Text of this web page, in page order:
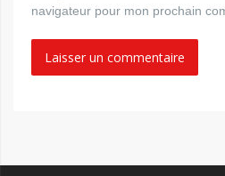
navigateur pour mon prochain